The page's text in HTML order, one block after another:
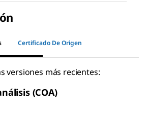
Certificado De Origen
versiones más recientes:
(COA)